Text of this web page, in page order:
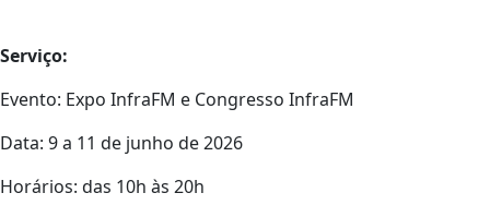
Serviço:
Evento: Expo InfraFM e Congresso InfraFM
Data: 9 a 11 de junho de 2026
Horários: das 10h às 20h